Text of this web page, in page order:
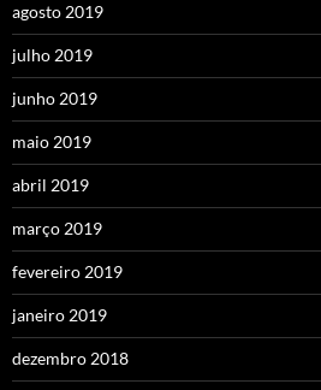
agosto 2019
julho 2019
junho 2019
maio 2019
abril 2019
março 2019
fevereiro 2019
janeiro 2019
dezembro 2018